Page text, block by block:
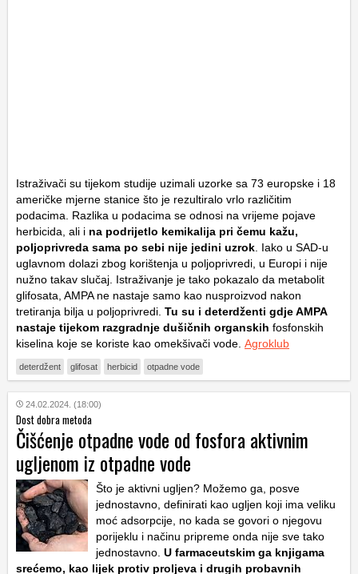
Istraživači su tijekom studije uzimali uzorke sa 73 europske i 18
američke mjerne stanice što je rezultiralo vrlo različitim
podacima. Razlika u podacima se odnosi na vrijeme pojave
herbicida, ali i na podrijetlo kemikalija pri čemu kažu,
poljoprivreda sama po sebi nije jedini uzrok . Iako u SAD-u
uglavnom dolazi zbog korištenja u poljoprivredi, u Europi i nije
nužno takav slučaj. Istraživanje je tako pokazalo da metabolit
glifosata, AMPA ne nastaje samo kao nusproizvod nakon
tretiranja bilja u poljoprivredi. Tu su i deterdženti gdje AMPA
nastaje tijekom razgradnje dušičnih organskih fosfonskih
kiselina koje se koriste kao omekšivači vode. Agroklub
deterdžent glifosat herbicid otpadne vode
24.02.2024. (18:00)
Dost dobra metoda
Čišćenje otpadne vode od fosfora aktivnim
ugljenom iz otpadne vode
Što je aktivni ugljen? Možemo ga, posve
jednostavno, definirati kao ugljen koji ima veliku
moć adsorpcije, no kada se govori o njegovu
porijeklu i načinu pripreme onda nije sve tako
jednostavno. U farmaceutskim ga knjigama
srećemo, kao lijek protiv proljeva i drugih probavnih